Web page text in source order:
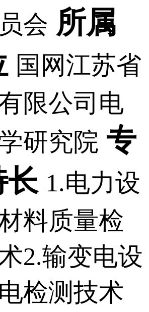
会 所属
国网江苏省
限公司电
研究院 专
长 1.电力设
料质量检
2.输变电设
检测技术